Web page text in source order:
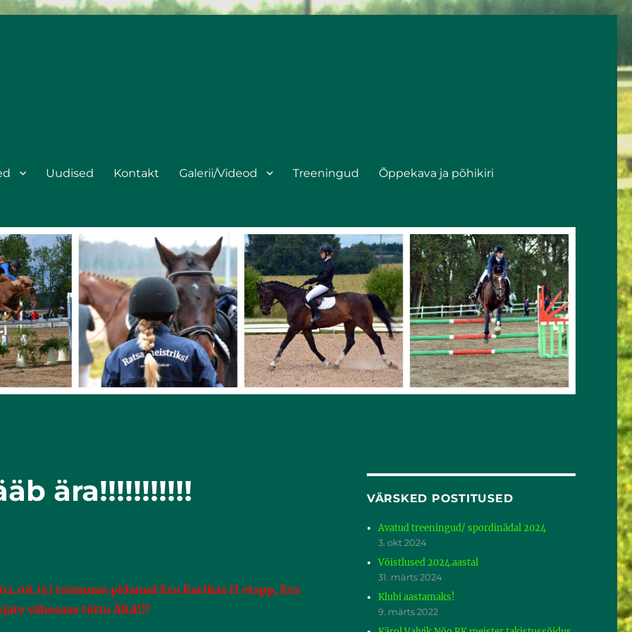
Uudised Kontakt Galerii/Videod Treeningud Õppekava ja põhikiri
ära!!!!!!!!!!!
toimuma pidanud Ecu Karikas II etapp, Ecu
vähesuse tõttu ÄRA!!!
VÄRSKED POSTITUSED
Avatud treeningud/ spordinädal 2024
3. okt 2024
Võistlused 2024.aastal
31. märts 2024
Klubi aastamaks!
9. märts 2022